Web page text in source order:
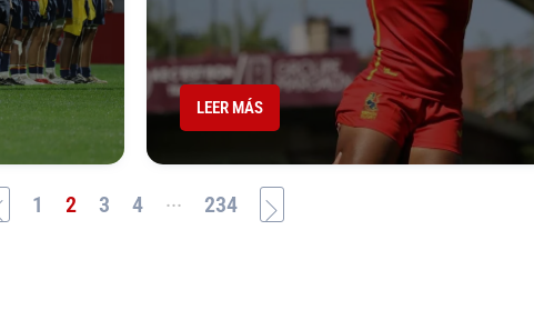
LEER MÁS
1 2 3 4 ... 234